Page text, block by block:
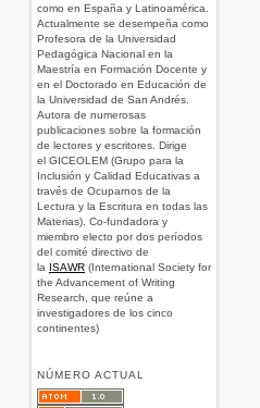
como en España y Latinoamérica.
Actualmente se desempeña como
Profesora de la Universidad
Pedagógica Nacional en la
Maestría en Formación Docente y
en el Doctorado en Educación de
la Universidad de San Andrés.
Autora de numerosas
publicaciones sobre la formación
de lectores y escritores. Dirige
el GICEOLEM (Grupo para la
Inclusión y Calidad Educativas a
través de Ocuparnos de la
Lectura y la Escritura en todas las
Materias). Co-fundadora y
miembro electo por dos períodos
del comité directivo de
la ISAWR (International Society for
the Advancement of Writing
Research, que reúne a
investigadores de los cinco
continentes)
NÚMERO ACTUAL